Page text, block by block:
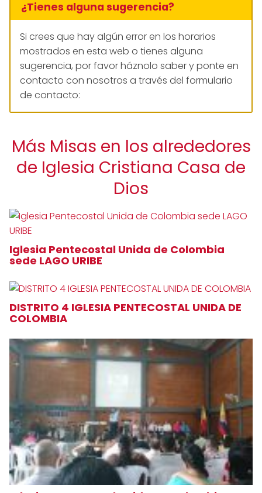
¿Tienes alguna sugerencia?
Si crees que hay algún error en los horarios
mostrados en esta web o tienes alguna
sugerencia, por favor háznolo saber y ponte en
contacto con nosotros a través del formulario
de contacto:
Más Misas en los alrededores
de Iglesia Cristiana Casa de
Dios
Iglesia Pentecostal Unida de Colombia
sede LAGO URIBE
DISTRITO 4 IGLESIA PENTECOSTAL UNIDA DE
COLOMBIA